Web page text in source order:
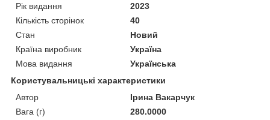
Рік видання
2023
Кількість сторінок
40
Стан
Новий
Країна виробник
Україна
Мова видання
Українська
Користувальницькі характеристики
Автор
Ірина Вакарчук
Вага (г)
280.0000